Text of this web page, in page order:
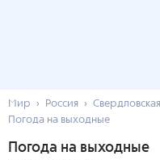
Мир Россия
Погода на выходные
Погода на выходные